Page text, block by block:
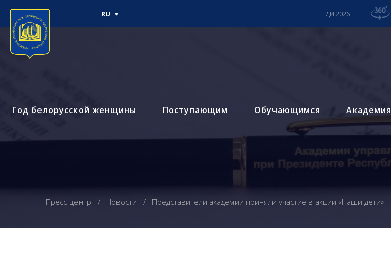
Год белорусской женщины Поступающим Обучающимся Академия
RU ЕДИ 2026
Пресс-центр Новости Представители академии приняли участие в акции «Наши дети»